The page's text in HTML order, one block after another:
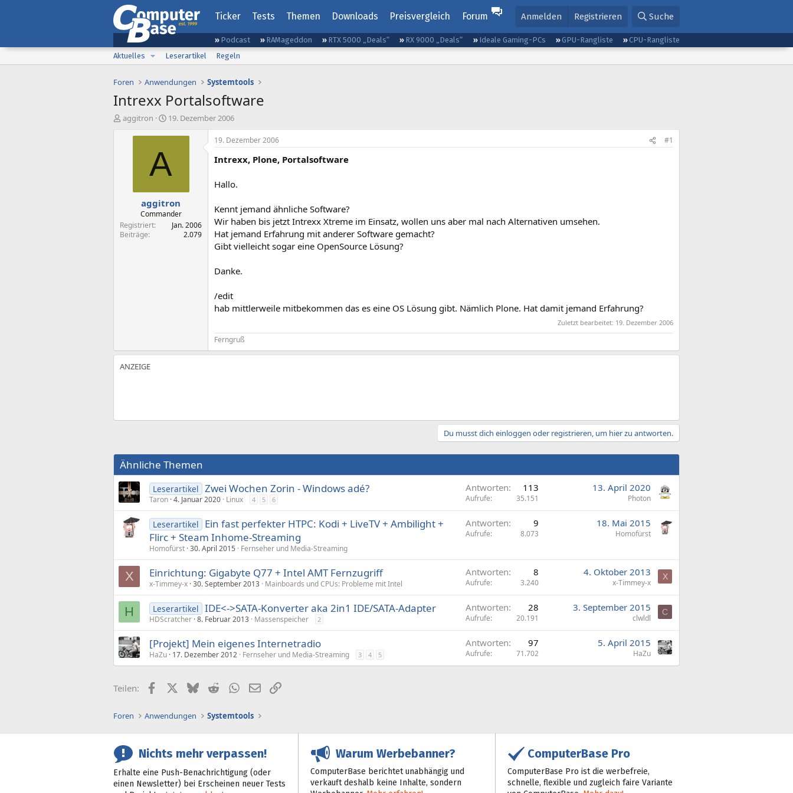
Ticker Tests Themen Downloads Preisvergleich Forum Anmelden Registrieren Suche
Podcast RAMageddon RTX 5000 „Deals“ RX 9000 „Deals“ Ideale Gaming-PCs GPU-Rangliste
CPU-Rangliste
Aktuelles
Leserartikel Regeln
Foren Anwendungen Systemtools
Intrexx Portalsoftware
E
aggitron
E
s
l
t
a
m
19. Dezember 2006
A
aggitron
Commander
Registriert
Jan. 2006
Beiträge
2.079
19. Dezember 2006 #1
Intrexx, Plone, Portalsoftware
Hallo.
Kennt jemand ähnliche Software?
Wir haben bis jetzt Intrexx Xtreme im Einsatz, wollen uns aber mal nach Alternativen umsehen.
Hat jemand Erfahrung mit anderer Software gemacht?
Gibt vielleicht sogar eine OpenSource Lösung?
Danke.
/edit
hab mittlerweile mitbekommen das es eine OS Lösung gibt. Nämlich Plone. Hat damit jemand Erfahrung?
Zuletzt bearbeitet: 19. Dezember 2006
Ferngruß
Du musst dich einloggen oder registrieren, um hier zu antworten.
Ähnliche Themen
Leserartikel Zwei Wochen Zorin - Windows adé?
Taron 4. Januar 2020 Linux 4 5 6
Antworten 113
Aufrufe 35.151
13. April 2020
Photon
Leserartikel
Ein fast perfekter HTPC: Kodi + LiveTV + Ambilight +
Flirc + Steam Inhome-Streaming
Homofürst 30. April 2015 Fernseher und Media-Streaming
Antworten 9
Aufrufe 8.073
18. Mai 2015
Homofürst
X Einrichtung: Gigabyte Q77 + Intel AMT Fernzugriff
x-Timmey-x 30. September 2013 Mainboards und CPUs: Probleme mit Intel
Antworten 8
Aufrufe 3.240
4. Oktober 2013
x-Timmey-x
X
H Leserartikel IDE<->SATA-Konverter aka 2in1 IDE/SATA-Adapter
HDScratcher 8. Februar 2013 Massenspeicher 2
Antworten 28
Aufrufe 20.191
3. September 2015
clwldl
C
[Projekt] Mein eigenes Internetradio
HaZu 17. Dezember 2012 Fernseher und Media-Streaming 3 4 5
Antworten 97
Aufrufe 71.702
5. April 2015
HaZu
Teilen: FacebookX (Twitter)
BlueskyRedditWhatsApp
E-MailLink
Foren Anwendungen Systemtools
Nichts mehr verpassen!
Erhalte eine Push-Benachrichtigung (oder
einen Newsletter) bei Erscheinen neuer Tests
Warum Werbebanner?
ComputerBase berichtet unabhängig und
verkauft deshalb keine Inhalte, sondern
ComputerBase Pro
ComputerBase Pro ist die werbefreie,
schnelle, flexible und zugleich faire Variante